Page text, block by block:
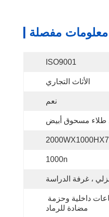
معلومات مفصلة
ISO9001
الأثاث التجاري
نعم
طلاء مسحوق أبيض
1000n
، غرفة الدراسة
مضادة للرماد